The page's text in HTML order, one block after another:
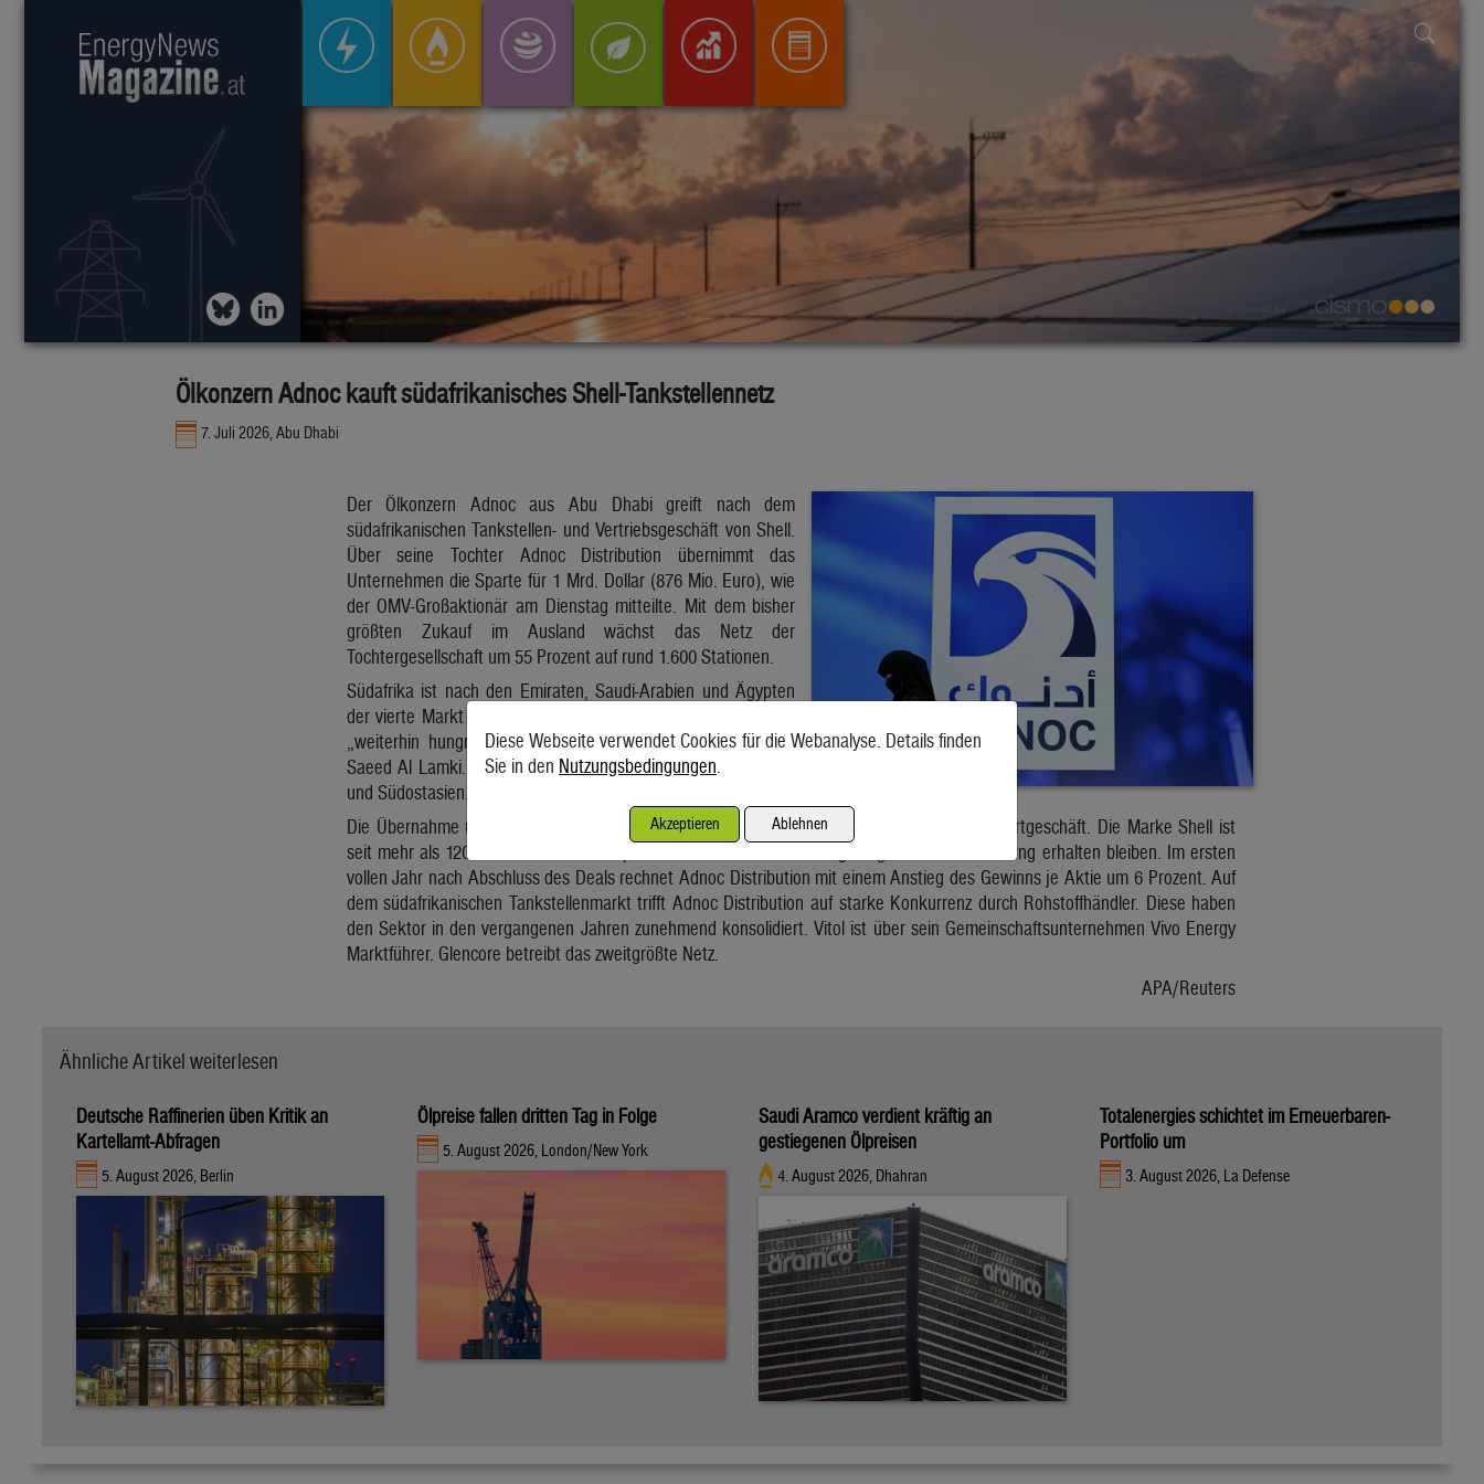
Ölkonzern Adnoc kauft südafrikanisches Shell-Tankstellennetz
7. Juli 2026, Abu Dhabi
Der Ölkonzern Adnoc aus Abu Dhabi greift nach dem
südafrikanischen Tankstellen- und Vertriebsgeschäft von Shell.
Über seine Tochter Adnoc Distribution übernimmt das
Unternehmen die Sparte für 1 Mrd. Dollar (876 Mio. Euro), wie
der OMV-Großaktionär am Dienstag mitteilte. Mit dem bisher
größten Zukauf im Ausland wächst das Netz der
Tochtergesellschaft um 55 Prozent auf rund 1.600 Stationen.
Südafrika ist nach den Emiraten, Saudi-Arabien und Ägypten
der vierte Markt für Adnoc Distribution. Das Unternehmen sei
„weiterhin hungrig auf Wachstum“, sagte Firmenchef Bader
Saeed Al Lamki. Zu den künftigen Zielregionen zählten Afrika
und Südostasien.
Die Übernahme umfasst 580 Tankstellen sowie das Großhandels-, Schmierstoff- und Luftfahrtgeschäft. Die Marke Shell ist
seit mehr als 120 Jahren in Südafrika präsent und soll über eine langfristige Lizenzvereinbarung erhalten bleiben. Im ersten
vollen Jahr nach Abschluss des Deals rechnet Adnoc Distribution mit einem Anstieg des Gewinns je Aktie um 6 Prozent. Auf
dem südafrikanischen Tankstellenmarkt trifft Adnoc Distribution auf starke Konkurrenz durch Rohstoffhändler. Diese haben
den Sektor in den vergangenen Jahren zunehmend konsolidiert. Vitol ist über sein Gemeinschaftsunternehmen Vivo Energy
Marktführer. Glencore betreibt das zweitgrößte Netz.
APA/Reuters
Ähnliche Artikel weiterlesen
Deutsche Raffinerien üben Kritik an
Kartellamt-Abfragen
5. August 2026, Berlin
Ölpreise fallen dritten Tag in Folge
5. August 2026, London/New York
Saudi Aramco verdient kräftig an
gestiegenen Ölpreisen
4. August 2026, Dhahran
Totalenergies schichtet im Erneuerbaren-
Portfolio um
3. August 2026, La Defense
Diese Webseite verwendet Cookies für die Webanalyse. Details finden
Sie in den Nutzungsbedingungen.
Akzeptieren Ablehnen